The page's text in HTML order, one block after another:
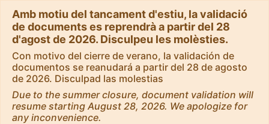
Amb motiu del tancament d'estiu, la validació
de documents es reprendrà a partir del 28
d'agost de 2026. Disculpeu les molèsties.
Con motivo del cierre de verano, la validación de
documentos se reanudará a partir del 28 de agosto
de 2026. Disculpad las molestias
Due to the summer closure, document validation will
resume starting August 28, 2026. We apologize for
any inconvenience.